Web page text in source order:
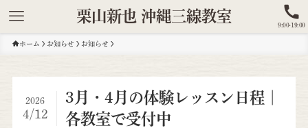
栗山新也 沖縄三線教室
9:00-19:00
ホーム お知らせ お知らせ
3月・4月の体験レッスン日程｜
各教室で受付中
2026
4/12